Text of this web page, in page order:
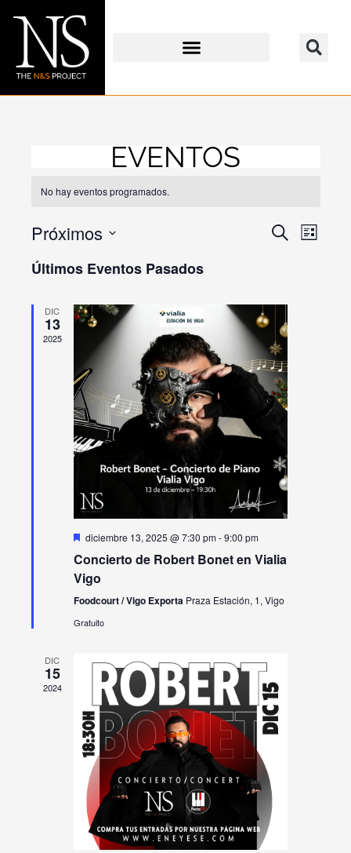
contenido
EVENTOS
No hay eventos programados.
Navegación
vistas
de
Eventos
Buscar
Lista
Próximos
la
Últimos Eventos Pasados
DIC
13
2025
Destacado
diciembre 13, 2025 @ 7:30 pm-9:00 pm
Concierto de Robert Bonet en Vialia
Vigo
Foodcourt / Vigo Exporta Praza Estación, 1, Vigo
Gratuito
DIC
15
2024